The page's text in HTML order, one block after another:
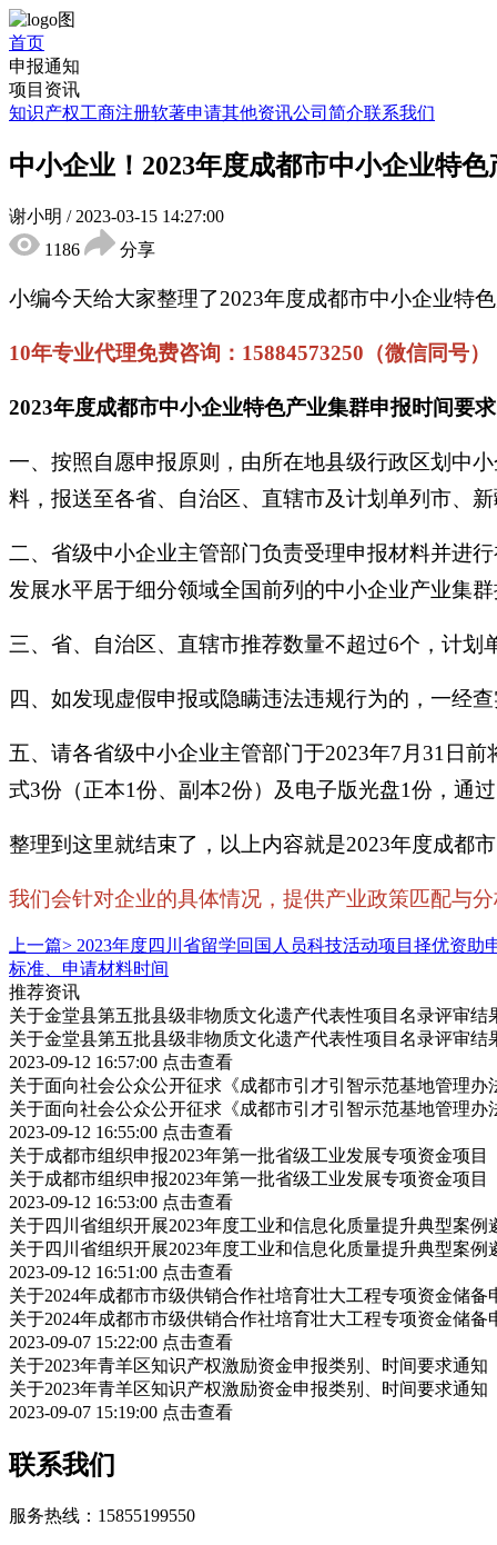
首页
申报通知
项目资讯
知识产权工商注册软著申请其他资讯公司简介联系我们
中小企业！2023年度成都市中小企业特
谢小明 / 2023-03-15 14:27:00
1186
分享
小编今天给大家整理了2023年度成都市中小企业特
10年专业代理免费咨询：15884573250（微信同号）
2023年度成都市中小企业特色产业集群申报时间要求
一、按照自愿申报原则，由所在地县级行政区划中
料，报送至各省、自治区、直辖市及计划单列市、
二、省级中小企业主管部门负责受理申报材料并进
发展水平居于细分领域全国前列的中小企业产业集
三、省、自治区、直辖市推荐数量不超过6个，计
四、如发现虚假申报或隐瞒违法违规行为的，一经
五、请各省级中小企业主管部门于2023年7月31日
式3份（正本1份、副本2份）及电子版光盘1份，通
整理到这里就结束了，以上内容就是2023年度成都
我们会针对企业的具体情况，提供产业政策匹配与
上一篇> 2023年度四川省留学回国人员科技活动项目择优资助
标准、申请材料时间
推荐资讯
关于金堂县第五批县级非物质文化遗产代表性项目名录评审结
关于金堂县第五批县级非物质文化遗产代表性项目名录评审结
2023-09-12 16:57:00 点击查看
关于面向社会公众公开征求《成都市引才引智示范基地管理办
关于面向社会公众公开征求《成都市引才引智示范基地管理办
2023-09-12 16:55:00 点击查看
关于成都市组织申报2023年第一批省级工业发展专项资金项
关于成都市组织申报2023年第一批省级工业发展专项资金项
2023-09-12 16:53:00 点击查看
关于四川省组织开展2023年度工业和信息化质量提升典型案例
关于四川省组织开展2023年度工业和信息化质量提升典型案例
2023-09-12 16:51:00 点击查看
关于2024年成都市市级供销合作社培育壮大工程专项资金储
关于2024年成都市市级供销合作社培育壮大工程专项资金储
2023-09-07 15:22:00 点击查看
关于2023年青羊区知识产权激励资金申报类别、时间要求通知
关于2023年青羊区知识产权激励资金申报类别、时间要求通知
2023-09-07 15:19:00 点击查看
联系我们
服务热线：15855199550